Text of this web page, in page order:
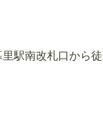
里駅南改札口から